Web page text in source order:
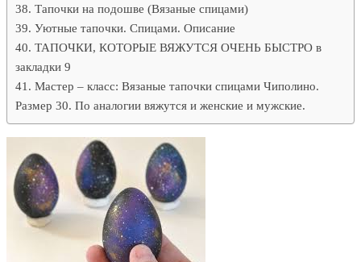
Тапочки на подошве (Вязаные спицами)
Уютные тапочки. Спицами. Описание
ТАПОЧКИ, КОТОРЫЕ ВЯЖУТСЯ ОЧЕНЬ БЫСТРО в
закладки 9
Мастер – класс: Вязаные тапочки спицами Чиполино.
Размер 30. По аналогии вяжутся и женские и мужские.